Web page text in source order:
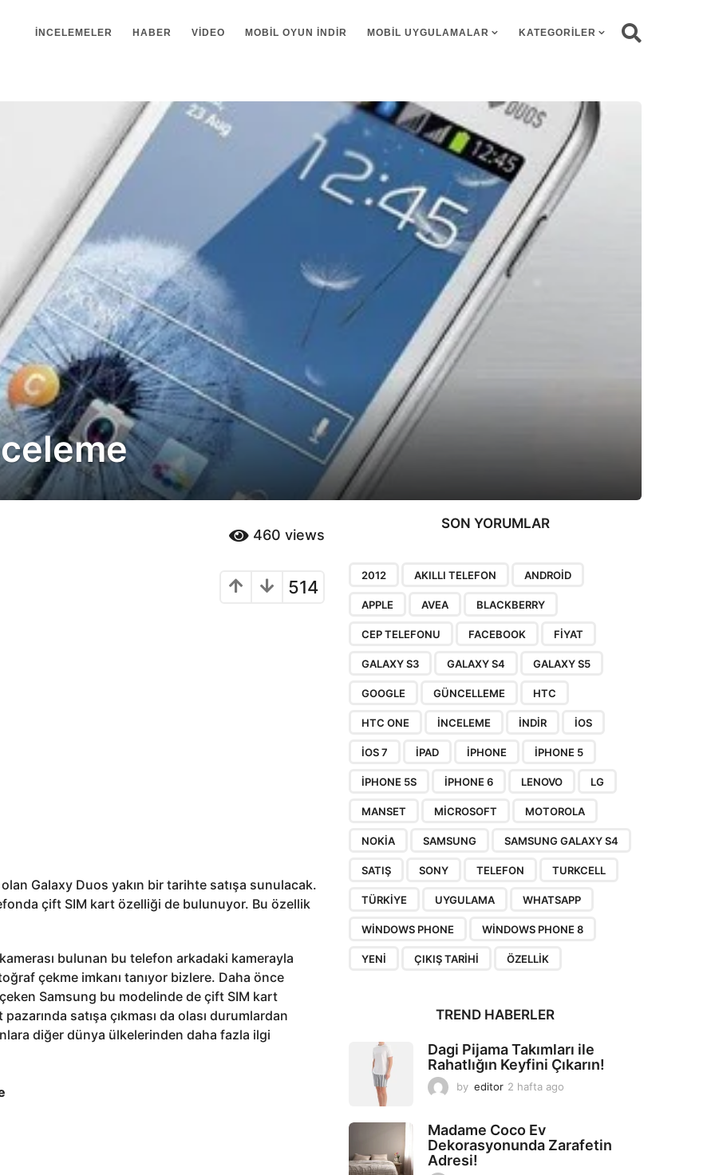
İNCELEMELER HABER VIDEO MOBIL OYUN INDIR MOBIL UYGULAMALAR KATEGORILER
460 views
514
olan Galaxy Duos yakın bir tarihte satışa sunulacak.
çift SIM kart özelliği de bulunuyor. Bu özellik
bulunan bu telefon arkadaki kamerayla
çekme imkanı tanıyor bizlere. Daha önce
Samsung bu modelinde de çift SIM kart
satışa çıkması da olası durumlardan
diğer dünya ülkelerinden daha fazla ilgi
SON YORUMLAR
2012 AKILLI TELEFON ANDROID
APPLE AVEA BLACKBERRY
CEP TELEFONU FACEBOOK FIYAT
GALAXY S3 GALAXY S4 GALAXY S5
GOOGLE GÜNCELLEME HTC
HTC ONE INCELEME INDIR IOS
IOS 7 IPAD IPHONE IPHONE 5
IPHONE 5S IPHONE 6 LENOVO LG
MANSET MICROSOFT MOTOROLA
NOKIA SAMSUNG SAMSUNG GALAXY S4
SATIŞ SONY TELEFON TURKCELL
TÜRKIYE UYGULAMA WHATSAPP
WINDOWS PHONE WINDOWS PHONE 8
YENI ÇIKIŞ TARIHI ÖZELLIK
TREND HABERLER
Dagi Pijama Takımları ile
Rahatlığın Keyfini Çıkarın!
by editor 2 hafta ago
g
Madame Coco Ev
Dekorasyonunda Zarafetin
Adresi!